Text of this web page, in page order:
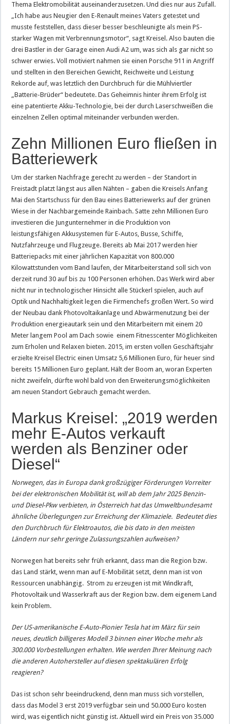
Thema Elektromobilität auseinanderzusetzen. Und dies nur aus Zufall.
„Ich habe aus Neugier den E-Renault meines Vaters getestet und
musste feststellen, dass dieser besser beschleunigte als mein PS-
starker Wagen mit Verbrennungsmotor“, sagt Kreisel. Also bauten die
drei Bastler in der Garage einen Audi A2 um, was sich als gar nicht so
schwer erwies. Voll motiviert nahmen sie einen Porsche 911 in Angriff
und stellten in den Bereichen Gewicht, Reichweite und Leistung
Rekorde auf, was letztlich den Durchbruch für die Mühlviertler
„Batterie-Brüder“ bedeutete. Das Geheimnis hinter ihrem Erfolg ist
eine patentierte Akku-Technologie, bei der durch Laserschweißen die
einzelnen Zellen optimal miteinander verbunden werden.
Zehn Millionen Euro fließen in
Batteriewerk
Um der starken Nachfrage gerecht zu werden – der Standort in
Freistadt platzt längst aus allen Nähten – gaben die Kreisels Anfang
Mai den Startschuss für den Bau eines Batteriewerks auf der grünen
Wiese in der Nachbargemeinde Rainbach. Satte zehn Millionen Euro
investieren die Jungunternehmer in die Produktion von
leistungsfähigen Akkusystemen für E-Autos, Busse, Schiffe,
Nutzfahrzeuge und Flugzeuge. Bereits ab Mai 2017 werden hier
Batteriepacks mit einer jährlichen Kapazität von 800.000
Kilowattstunden vom Band laufen, der Mitarbeiterstand soll sich von
derzeit rund 30 auf bis zu 100 Personen erhöhen. Das Werk wird aber
nicht nur in technologischer Hinsicht alle Stückerl spielen, auch auf
Optik und Nachhaltigkeit legen die Firmenchefs großen Wert. So wird
der Neubau dank Photovoltaikanlage und Abwärmenutzung bei der
Produktion energieautark sein und den Mitarbeitern mit einem 20
Meter langem Pool am Dach sowie einem Fitnesscenter Möglichkeiten
zum Erholen und Relaxen bieten. 2015, im ersten vollen Geschäftsjahr
erzielte Kreisel Electric einen Umsatz 5,6 Millionen Euro, für heuer sind
bereits 15 Millionen Euro geplant. Hält der Boom an, woran Experten
nicht zweifeln, dürfte wohl bald von den Erweiterungsmöglichkeiten
am neuen Standort Gebrauch gemacht werden.
Markus Kreisel: „2019 werden
mehr E-Autos verkauft
werden als Benziner oder
Diesel“
Norwegen, das in Europa dank großzügiger Förderungen Vorreiter
bei der elektronischen Mobilität ist, will ab dem Jahr 2025 Benzin-
und Diesel-Pkw verbieten, in Österreich hat das Umweltbundesamt
ähnliche Überlegungen zur Erreichung der Klimaziele. Bedeutet dies
den Durchbruch für Elektroautos, die bis dato in den meisten
Ländern nur sehr geringe Zulassungszahlen aufweisen?
Norwegen hat bereits sehr früh erkannt, dass man die Region bzw.
das Land stärkt, wenn man auf E-Mobilität setzt, denn man ist von
Ressourcen unabhängig. Strom zu erzeugen ist mit Windkraft,
Photovoltaik und Wasserkraft aus der Region bzw. dem eigenem Land
kein Problem.
Der US-amerikanische E-Auto-Pionier Tesla hat im März für sein
neues, deutlich billigeres Modell 3 binnen einer Woche mehr als
300.000 Vorbestellungen erhalten. Wie werden Ihrer Meinung nach
die anderen Autohersteller auf diesen spektakulären Erfolg
reagieren?
Das ist schon sehr beeindruckend, denn man muss sich vorstellen,
dass das Model 3 erst 2019 verfügbar sein und 50.000 Euro kosten
wird, was eigentlich nicht günstig ist. Aktuell wird ein Preis von 35.000